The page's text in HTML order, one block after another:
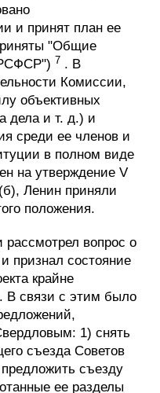
и принят план ее
"Общие
7 . В
Комиссии,
объективных
дела и т. д.) и
среди ее членов и
в полном виде
на утверждение V
Ленин приняли
положения.
вопрос о
и признал состояние
крайне
. В связи с этим было
1) снять
съезда Советов
съезду
ее разделы